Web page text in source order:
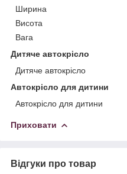
Ширина
Висота
Вага
Дитяче автокрісло
Дитяче автокрісло
Автокрісло для дитини
Автокрісло для дитини
Приховати
Відгуки про товар